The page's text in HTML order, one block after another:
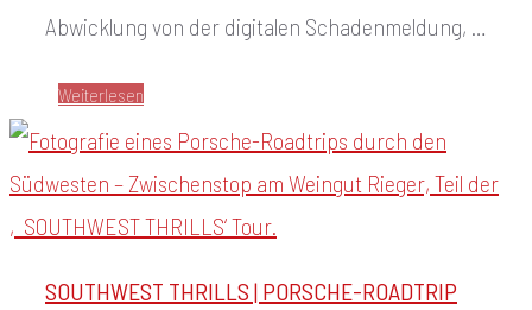
Abwicklung von der digitalen Schadenmeldung, …
Weiterlesen
SOUTHWEST THRILLS | PORSCHE-ROADTRIP